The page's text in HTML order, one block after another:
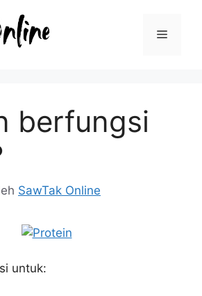
Menu
berfungsi
SawTak Online
untuk: